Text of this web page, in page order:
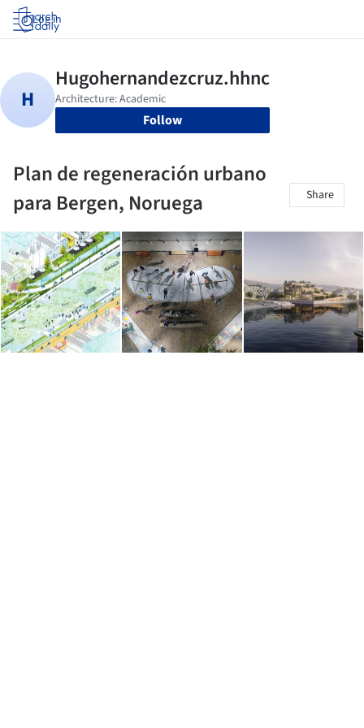
Log in
Follow
Plan de regeneración urbano
para Bergen, Noruega
Share